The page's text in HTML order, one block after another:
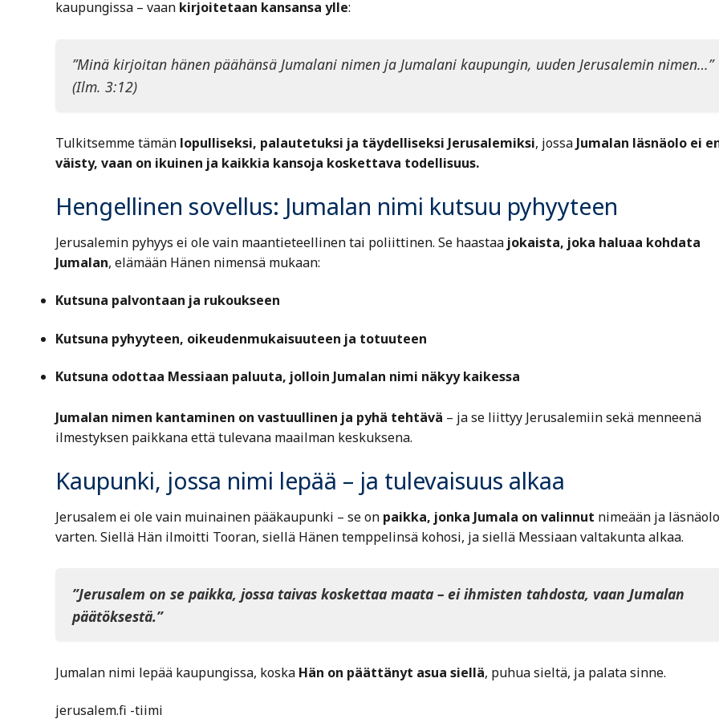
kaupungissa – vaan kirjoitetaan kansansa ylle:
”Minä kirjoitan hänen päähänsä Jumalani nimen ja Jumalani kaupungin, uuden Jerusalemin nimen…”
(Ilm. 3:12)
Tulkitsemme tämän lopulliseksi, palautetuksi ja täydelliseksi Jerusalemiksi, jossa Jumalan läsnäolo ei
väisty, vaan on ikuinen ja kaikkia kansoja koskettava todellisuus.
Hengellinen sovellus: Jumalan nimi kutsuu pyhyyteen
Jerusalemin pyhyys ei ole vain maantieteellinen tai poliittinen. Se haastaa jokaista, joka haluaa kohdata
Jumalan, elämään Hänen nimensä mukaan:
Kutsuna palvontaan ja rukoukseen
Kutsuna pyhyyteen, oikeudenmukaisuuteen ja totuuteen
Kutsuna odottaa Messiaan paluuta, jolloin Jumalan nimi näkyy kaikessa
Jumalan nimen kantaminen on vastuullinen ja pyhä tehtävä – ja se liittyy Jerusalemiin sekä menneenä
ilmestyksen paikkana että tulevana maailman keskuksena.
Kaupunki, jossa nimi lepää – ja tulevaisuus alkaa
Jerusalem ei ole vain muinainen pääkaupunki – se on paikka, jonka Jumala on valinnut nimeään ja
varten. Siellä Hän ilmoitti Tooran, siellä Hänen temppelinsä kohosi, ja siellä Messiaan valtakunta alkaa.
”Jerusalem on se paikka, jossa taivas koskettaa maata – ei ihmisten tahdosta, vaan Jumalan
päätöksestä.”
Jumalan nimi lepää kaupungissa, koska Hän on päättänyt asua siellä, puhua sieltä, ja palata sinne.
jerusalem.fi -tiimi